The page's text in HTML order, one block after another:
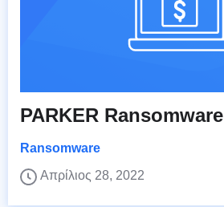
PARKER Ransomware
Ransomware
Απρίλιος 28, 2022